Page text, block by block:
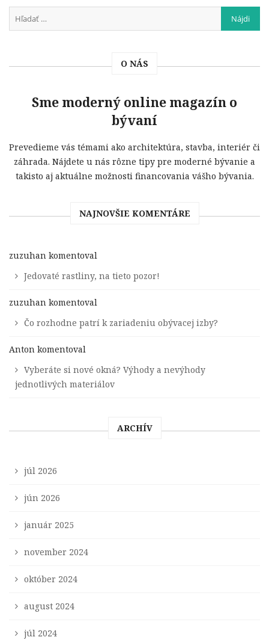
O NÁS
Sme moderný online magazín o
bývaní
Prevedieme vás témami ako architektúra, stavba, interiér či
záhrada. Nájdete u nás rôzne tipy pre moderné bývanie a
takisto aj aktuálne možnosti financovania vášho bývania.
NAJNOVŠIE KOMENTÁRE
zuzuhan komentoval
Jedovaté rastliny, na tieto pozor!
zuzuhan komentoval
Čo rozhodne patrí k zariadeniu obývacej izby?
Anton komentoval
Vyberáte si nové okná? Výhody a nevýhody
jednotlivých materiálov
ARCHÍV
júl 2026
jún 2026
január 2025
november 2024
október 2024
august 2024
júl 2024